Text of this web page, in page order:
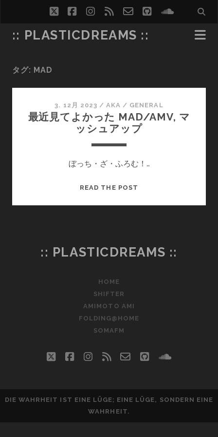
twitterfacebookinstagram
rss email-
form
github
:: PLASTICDREAMS ::
タグ: MAD
3. 12月 2023 /AKA / GENERAL
最近見てよかった MAD/AMV, マ
ッシュアップ
ぼっち・ざ・ふろむ！…
READ THE POST
っ
シ
ッ
プ
:: PLASTICDREAMS ::
HOME
SHIFTER
AMIMOTO AMI
FOLDING@HOME
SOMAFM
twitterfacebookinstagram
rss email-github
DIE WAHRHEIT IST EINE LÜGE; EINE LÜGE, SONDERN EINE
WAHRHEIT.